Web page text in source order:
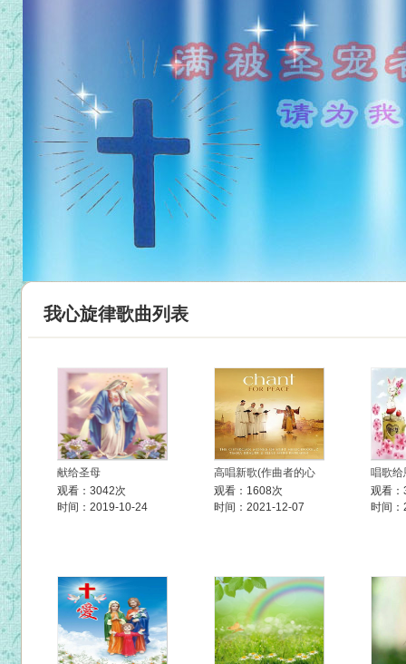
我心旋律歌曲列表
献给圣母
观看：3042次
时间：2019-10-24
高唱新歌(作曲者的心
观看：1608次
时间：2021-12-07
唱歌给
观看
时间